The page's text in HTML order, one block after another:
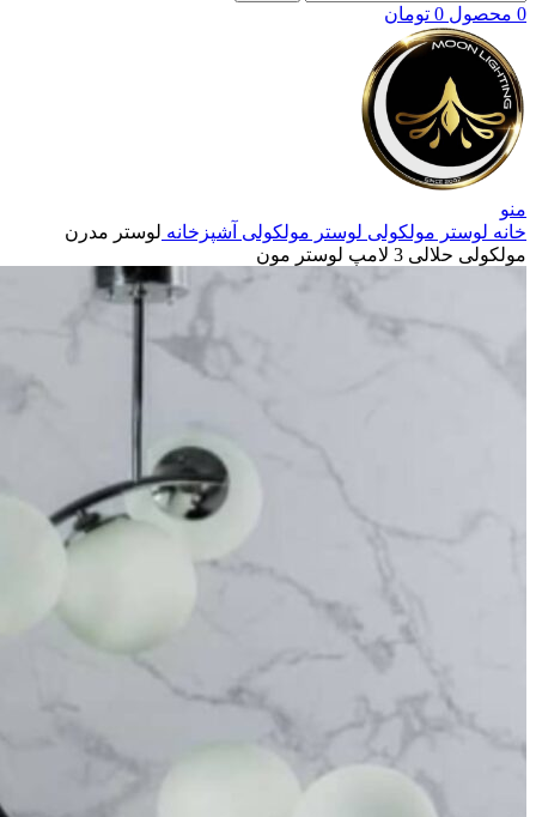
0 محصول 0 تومان
منو
خانه لوستر مولکولی لوستر مولکولی آشپزخانه لوستر مدرن
مولکولی حلالی 3 لامپ لوستر مون